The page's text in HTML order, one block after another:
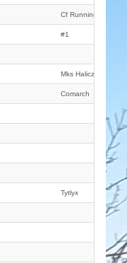
Cf Running
#1
Mks Halicz Ustrzyki
Comarch
Tytlyx